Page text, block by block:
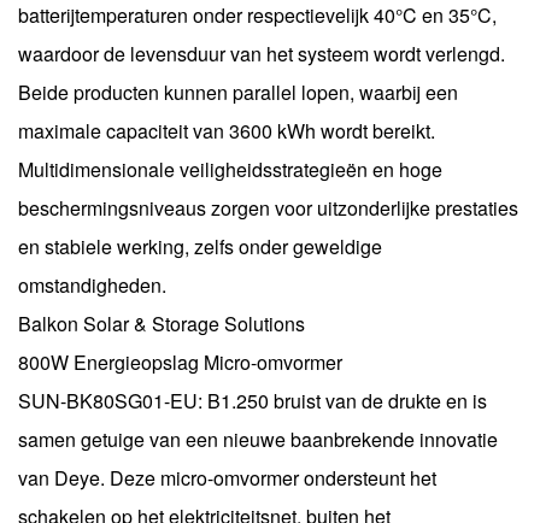
batterijtemperaturen onder respectievelijk 40°C en 35°C,
waardoor de levensduur van het systeem wordt verlengd.
Beide producten kunnen parallel lopen, waarbij een
maximale capaciteit van 3600 kWh wordt bereikt.
Multidimensionale veiligheidsstrategieën en hoge
beschermingsniveaus zorgen voor uitzonderlijke prestaties
en stabiele werking, zelfs onder geweldige
omstandigheden.
Balkon Solar & Storage Solutions
800W Energieopslag Micro-omvormer
SUN-BK80SG01-EU: B1.250 bruist van de drukte en is
samen getuige van een nieuwe baanbrekende innovatie
van Deye. Deze micro-omvormer ondersteunt het
schakelen op het elektriciteitsnet, buiten het